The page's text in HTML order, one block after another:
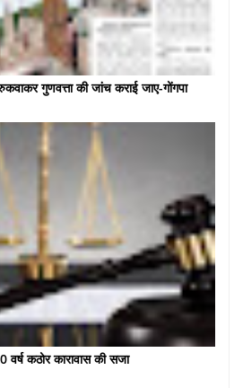
गुणवत्ता की जांच कराई जाए-गोंगपा
वर्ष कठोर कारावास की सजा